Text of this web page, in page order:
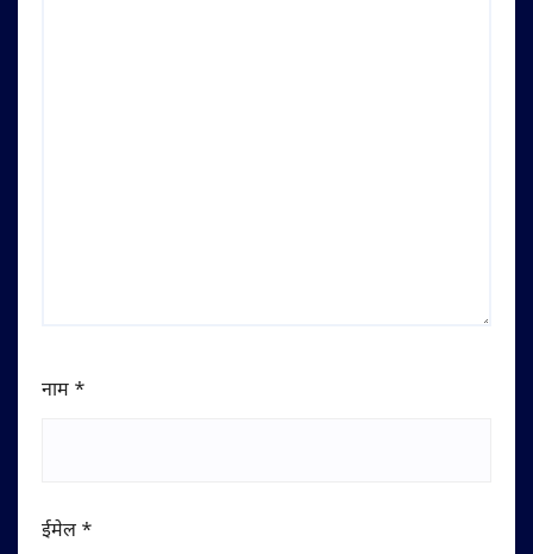
नाम *
ईमेल *